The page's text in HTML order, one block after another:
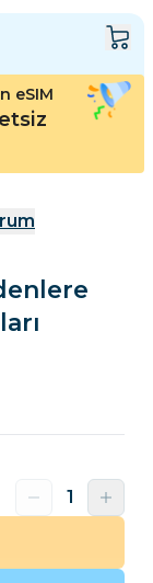
eSIM